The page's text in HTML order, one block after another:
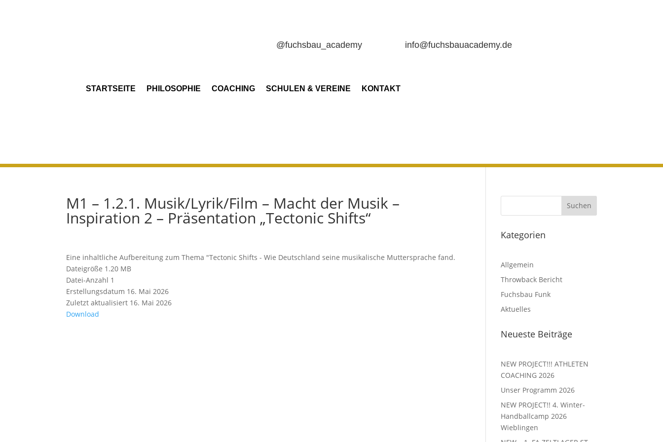
@fuchsbau_academy info@fuchsbauacademy.de
STARTSEITE PHILOSOPHIE COACHING SCHULEN & VEREINE KONTAKT
M1 – 1.2.1. Musik/Lyrik/Film – Macht der Musik –
Inspiration 2 – Präsentation „Tectonic Shifts“
Eine inhaltliche Aufbereitung zum Thema "Tectonic Shifts - Wie Deutschland seine musikalische Muttersprache fand.
Dateigröße 1.20 MB
Datei-Anzahl 1
Erstellungsdatum 16. Mai 2026
Zuletzt aktualisiert 16. Mai 2026
Download
Kategorien
Allgemein
Throwback Bericht
Fuchsbau Funk
Aktuelles
Neueste Beiträge
NEW PROJECT!!! ATHLETEN
COACHING 2026
Unser Programm 2026
NEW PROJECT!! 4. Winter-
Handballcamp 2026
Wieblingen